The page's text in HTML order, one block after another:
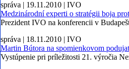
správa | 19.11.2010 | IVO
Medzinárodní experti o stratégii boja
Prezident IVO na konferencii v
správa | 18.11.2010 | IVO
Martin Bútora na spomienkovom
Vystúpenie pri príležitosti 21. výročia